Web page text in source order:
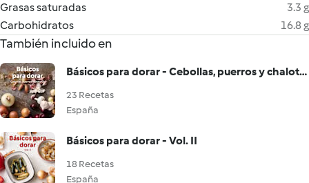
Grasas saturadas
3.3 g
Carbohidratos
16.8 g
También incluido en
Básicos para dorar - Cebollas, puerros y chalotas
23 Recetas
España
Básicos para dorar - Vol. II
18 Recetas
España